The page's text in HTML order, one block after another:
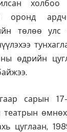
холбоо
оронд
төлөө улс
өдрийн
сарын
цуглаан,